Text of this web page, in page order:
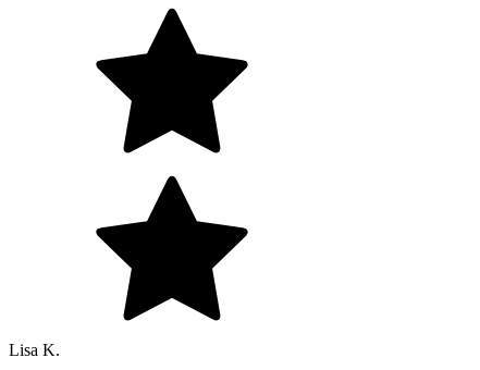
Lisa K.